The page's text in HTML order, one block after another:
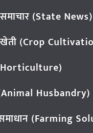
(State News)
(Crop
(Horticulture)
Husbandry)
(Farming